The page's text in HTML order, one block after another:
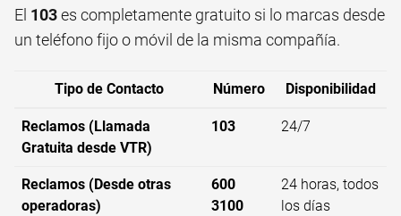
El 103es completamente gratuito si lo marcas desde
un teléfono fijo o móvil de la misma compañía.
Tipo de Contacto Número Disponibilidad
Reclamos (Llamada
Gratuita desde VTR)
103 24/7
Reclamos (Desde otras
operadoras)
600
3100
24 horas, todos
los días